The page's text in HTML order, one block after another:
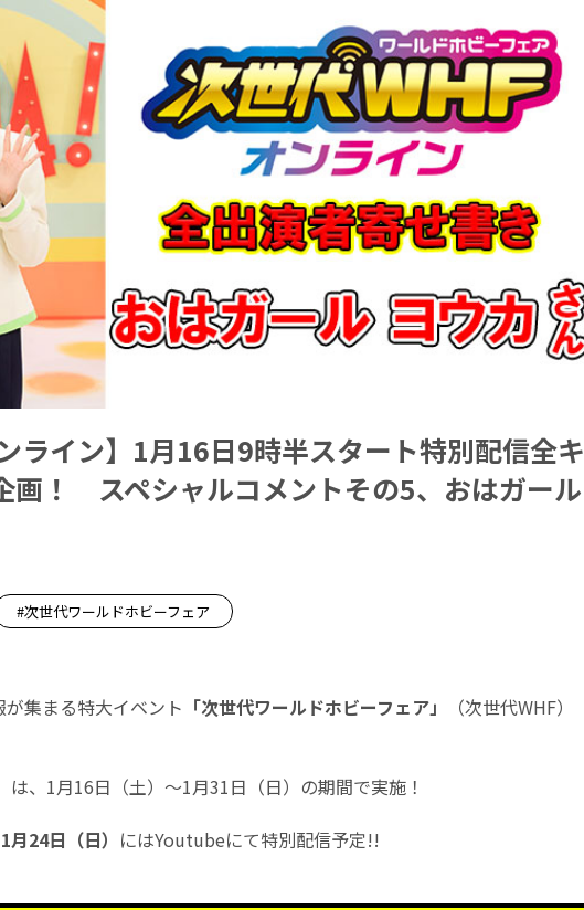
ライン】1月16日9時半スタート特別配信全キ
画！ スペシャルコメントその5、おはガール
#次世代ワールドホビーフェア
集まる特大イベント 「次世代ワールドホビーフェア」
（次世代WHF）
は、1月16日（土）～1月31日（日）の期間で実施！
24日（日） にはYoutubeにて特別配信予定!!